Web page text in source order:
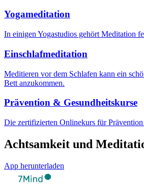
Yogameditation
In einigen Yogastudios gehört Meditation
Einschlafmeditation
Meditieren vor dem Schlafen kann ein
Bett anzukommen.
Prävention & Gesundheitskurse
Die zertifizierten Onlinekurs für
Achtsamkeit und
App herunterladen